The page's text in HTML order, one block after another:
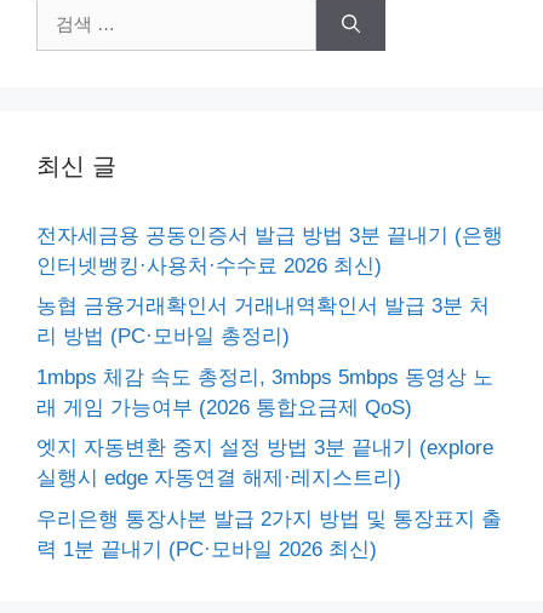
색:
최신 글
전자세금용 공동인증서 발급 방법 3분 끝내기 (은행
인터넷뱅킹·사용처·수수료 2026 최신)
농협 금융거래확인서 거래내역확인서 발급 3분 처
리 방법 (PC·모바일 총정리)
1mbps 체감 속도 총정리, 3mbps 5mbps 동영상 노
래 게임 가능여부 (2026 통합요금제 QoS)
엣지 자동변환 중지 설정 방법 3분 끝내기 (explore
실행시 edge 자동연결 해제·레지스트리)
우리은행 통장사본 발급 2가지 방법 및 통장표지 출
력 1분 끝내기 (PC·모바일 2026 최신)